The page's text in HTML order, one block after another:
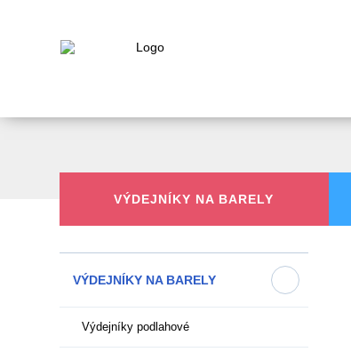
VÝDEJNÍKY NA BARELY
VÝDEJNÍKY NA BARELY
Výdejníky podlahové